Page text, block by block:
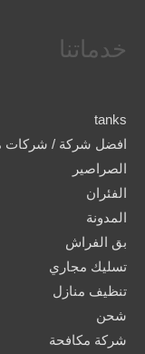
خدماتنا
tanks
افضل شركة / شركات
الصراصير
الفئران
المدونة
بق الفراش
تسليك مجاري
تنظيف منازل
شحن
شركة مكافحة